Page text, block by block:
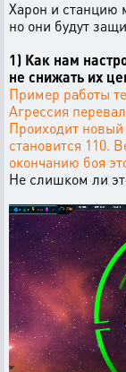
Харон и станцию
но они будут
1) Как нам
не снижать их
Пример работы
Агрессия
Проиходит
становится 110.
окончанию боя
Не слишком ли